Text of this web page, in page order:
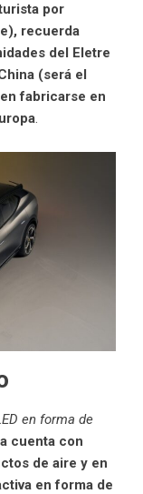
por
recuerda
del Eletre
(será el
fabricarse en
.
en forma de
cuenta con
de aire y en
en forma de